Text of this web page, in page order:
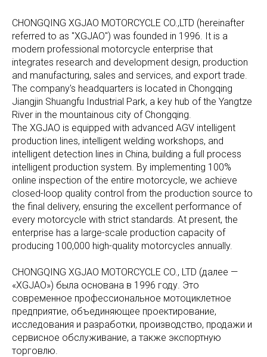
CHONGQING XGJAO MOTORCYCLE CO.,LTD (hereinafter
referred to as "XGJAO") was founded in 1996. It is a
modern professional motorcycle enterprise that
integrates research and development design, production
and manufacturing, sales and services, and export trade.
The company's headquarters is located in Chongqing
Jiangjin Shuangfu Industrial Park, a key hub of the Yangtze
River in the mountainous city of Chongqing.
The XGJAO is equipped with advanced AGV intelligent
production lines, intelligent welding workshops, and
intelligent detection lines in China, building a full process
intelligent production system. By implementing 100%
online inspection of the entire motorcycle, we achieve
closed-loop quality control from the production source to
the final delivery, ensuring the excellent performance of
every motorcycle with strict standards. At present, the
enterprise has a large-scale production capacity of
producing 100,000 high-quality motorcycles annually.
CHONGQING XGJAO MOTORCYCLE CO., LTD (далее —
«XGJAO») была основана в 1996 году. Это
современное профессиональное мотоциклетное
предприятие, объединяющее проектирование,
исследования и разработки, производство, продажи и
сервисное обслуживание, а также экспортную
торговлю.